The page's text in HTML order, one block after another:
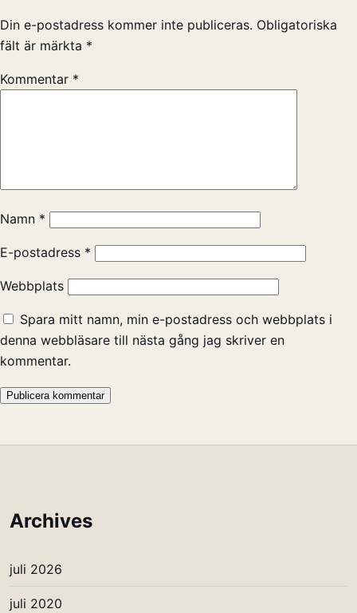
Din e-postadress kommer inte publiceras. Obligatoriska
fält är märkta *
Kommentar *
Namn *
E-postadress *
Webbplats
Spara mitt namn, min e-postadress och webbplats i
denna webbläsare till nästa gång jag skriver en
kommentar.
Archives
juli 2026
juli 2020